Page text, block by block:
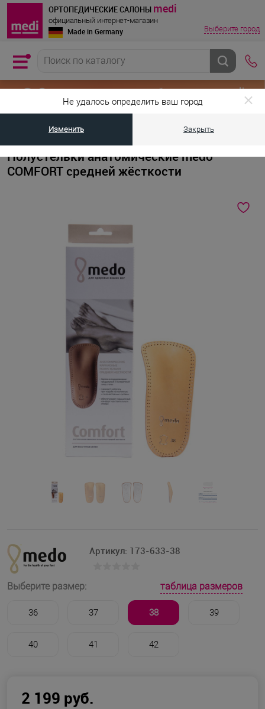
Не удалось определить ваш город
Изменить Закрыть
ОРТОПЕДИЧЕСКИЕ САЛОНЫ medi
официальный интернет-магазин
Made in Germany Выберите город
Главная страница • Ортопедические стельки при
Полустельки анатомические medo
COMFORT средней жёсткости
Артикул: 173-633-38
Выберите размер: таблица размеров
36 37 38 39
40 41 42
2 199 руб.